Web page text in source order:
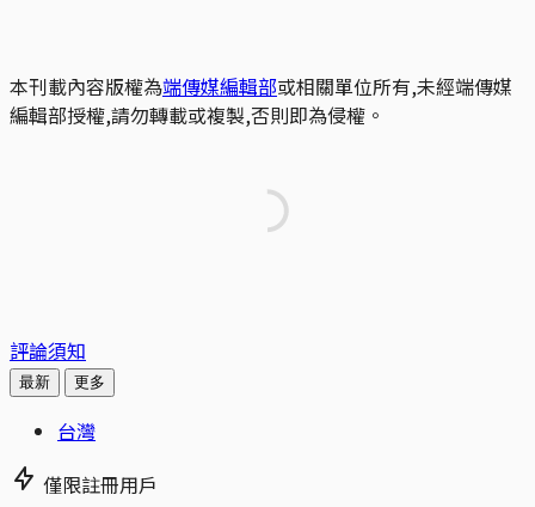
本刊載內容版權為端傳媒編輯部或相關單位所有,未經端傳媒
編輯部授權,請勿轉載或複製,否則即為侵權。
評論須知
最新 更多
台灣
僅限註冊用戶